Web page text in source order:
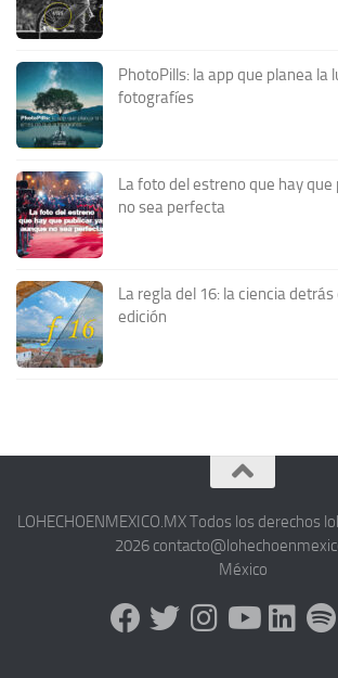
PhotoPills: la app que planea la
fotografíes
La foto del estreno que hay que
no sea perfecta
La regla del 16: la ciencia
edición
LOHECHOENMEXICO.MX Todos los derechos
2026
México